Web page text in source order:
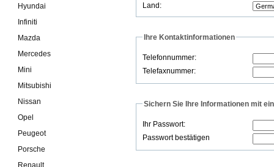
Land:
Ihre Kontaktinformationen
Telefonnummer:
Telefaxnummer:
Sichern Sie Ihre Informationen mit
Ihr Passwort:
Passwort bestätigen
Hyundai
Infiniti
Mazda
Mercedes
Mini
Mitsubishi
Nissan
Opel
Peugeot
Porsche
Renault